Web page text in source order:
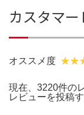
カスタマ
オススメ度
現在、3220件の
レビューを投稿